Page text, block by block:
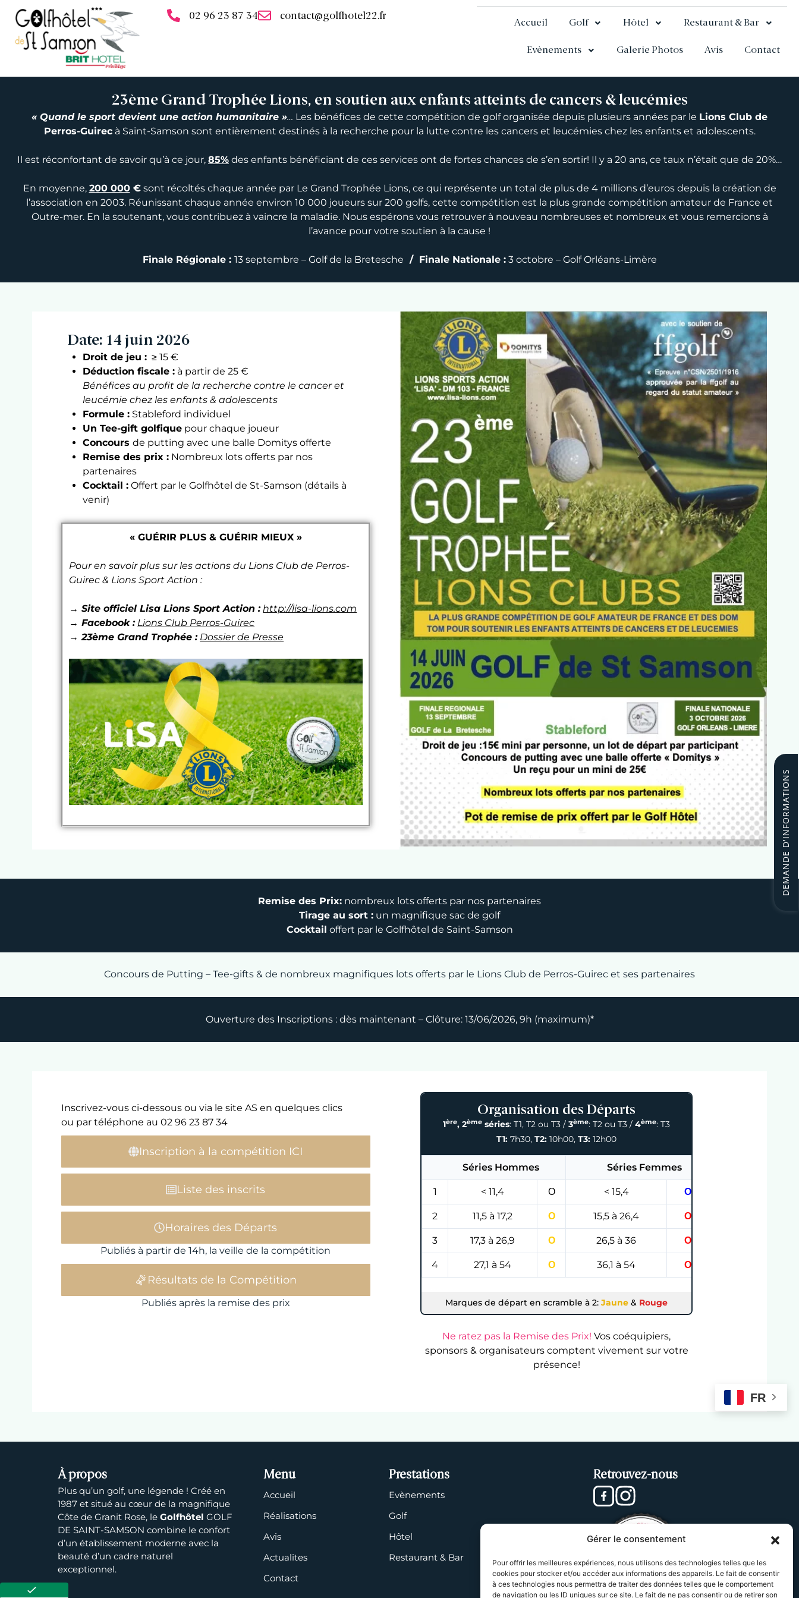
Gérer le consentement
Pour offrir les meilleures expériences, nous utilisons des technologies telles que les
cookies pour stocker et/ou accéder aux informations des appareils. Le fait de consentir
à ces technologies nous permettra de traiter des données telles que le comportement
de navigation ou les ID uniques sur ce site. Le fait de ne pas consentir ou de retirer son
02 96 23 87 34 contact@golfhotel22.fr
Accueil Golf Hôtel Restaurant & Bar
Evènements Galerie Photos Avis Contact
23ème Grand Trophée Lions, en soutien aux enfants atteints de cancers & leucémies
« Quand le sport devient une action humanitaire »… Les bénéfices de cette compétition de golf organisée depuis plusieurs années par le Lions Club de
Perros-Guirecà Saint-Samson sont entièrement destinés à la recherche pour la lutte contre les cancers et leucémies chez les enfants et adolescents.
Il est réconfortant de savoir qu’à ce jour, 85% des enfants bénéficiant de ces services ont de fortes chances de s’en sortir! Il y a 20 ans, ce taux n’était que de 20%…
En moyenne, 200 000€sont récoltés chaque année par Le Grand Trophée Lions, ce qui représente un total de plus de 4 millions d’euros depuis la création de
l’association en 2003. Réunissant chaque année environ 10 000 joueurs sur 200 golfs, cette compétition est la plus grande compétition amateur de France et
Outre-mer. En la soutenant, vous contribuez à vaincre la maladie. Nous espérons vous retrouver à nouveau nombreuses et nombreux et vous remercions à
l’avance pour votre soutien à la cause !
Finale Régionale : 13 septembre – Golf de la Bretesche / Finale Nationale :3 octobre – Golf Orléans-Limère
Date: 14 juin 2026
Droit de jeu : ≥ 15 €
Déduction fiscale : à partir de 25 €
Bénéfices au profit de la recherche contre le cancer et
leucémie chez les enfants & adolescents
Formule : Stableford individuel
Un Tee-gift golfique pour chaque joueur
Concoursde putting avec une balle Domitys offerte
Remise des prix : Nombreux lots offerts par nos
partenaires
Cocktail : Offert par le Golfhôtel de St-Samson (détails à
venir)
« GUÉRIR PLUS & GUÉRIR MIEUX »
Pour en savoir plus sur les actions du Lions Club de Perros-
Guirec & Lions Sport Action :
→ Site officiel Lisa Lions Sport Action : http://lisa-lions.com
→ Facebook : Lions Club Perros-Guirec
→ 23ème Grand Trophée : Dossier de Presse
Remise des Prix: nombreux lots offerts par nos partenaires
Tirage au sort : un magnifique sac de golf
Cocktail offert par le Golfhôtel de Saint-Samson
Concours de Putting – Tee-gifts & de nombreux magnifiques lots offerts par le Lions Club de Perros-Guirec et ses partenaires
Ouverture des Inscriptions : dès maintenant – Clôture: 13/06/2026, 9h (maximum)*
Inscrivez-vous ci-dessous ou via le site AS en quelques clics
ou par téléphone au 02 96 23 87 34
Inscription à la compétition ICI
Liste des inscrits
Horaires des Départs
Publiés à partir de 14h, la veille de la compétition
Résultats de la Compétition
Publiés après la remise des prix
Organisation des Départs
1ère, 2ème séries: T1, T2 ou T3 /3ème: T2 ou T3 /4ème: T3
T1:7h30,T2:10h00,T3: 12h00
Séries Hommes Séries Femmes
1 < 11,4 Ο < 15,4 Ο
2 11,5 à 17,2 Ο 15,5 à 26,4 Ο
3 17,3 à 26,9 Ο 26,5 à 36 Ο
4 27,1 à 54 Ο 36,1 à 54 Ο
Marques de départ en scramble à 2:Jaune & Rouge
Ne ratez pas la Remise des Prix! Vos coéquipiers,
sponsors & organisateurs comptent vivement sur votre
présence!
À propos
Plus qu’un golf, une légende ! Créé en
1987 et situé au cœur de la magnifique
Côte de Granit Rose, leGolfhôtel GOLF
DE SAINT-SAMSON combine le confort
d’un établissement moderne avec la
beauté d’un cadre naturel
exceptionnel.
Menu
Accueil
Réalisations
Avis
Actualites
Contact
Prestations
Evènements
Golf
Hôtel
Restaurant & Bar
Retrouvez-nous
DEMANDE D'INFORMATIONS
FR